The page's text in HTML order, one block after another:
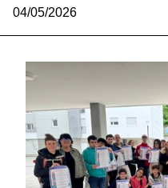
04/05/2026